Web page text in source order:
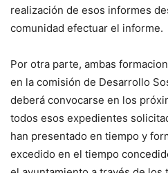
realización de esos informes
comunidad efectuar el informe.
Por otra parte, ambas
en la comisión de Desarrollo
deberá convocarse en los
todos esos expedientes
han presentado en tiempo y
excedido en el tiempo